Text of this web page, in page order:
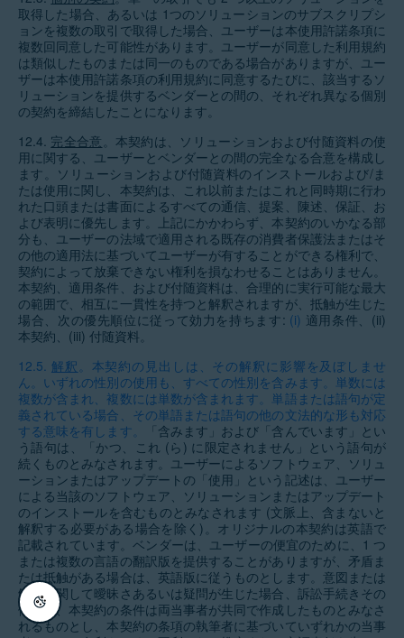
取得した場合、あるいは 1つのソリューションのサブスクリプシ
ョンを複数の取引で取得した場合、ユーザーは本使用許諾条項に
複数回同意した可能性があります。ユーザーが同意した利用規約
は類似したものまたは同一のものである場合がありますが、ユー
ザーは本使用許諾条項の利用規約に同意するたびに、該当するソ
リューションを提供するベンダーとの間の、それぞれ異なる個別
の契約を締結したことになります。
12.4. 完全合意。本契約は、ソリューションおよび付随資料の使
用に関する、ユーザーとベンダーとの間の完全なる合意を構成し
ます。ソリューションおよび付随資料のインストールおよび/ま
たは使用に関し、本契約は、これ以前またはこれと同時期に行わ
れた口頭または書面によるすべての通信、提案、陳述、保証、お
よび表明に優先します。上記にかかわらず、本契約のいかなる部
分も、ユーザーの法域で適用される既存の消費者保護法またはそ
の他の適用法に基づいてユーザーが有することができる権利で、
契約によって放棄できない権利を損なわせることはありません。
本契約、適用条件、および付随資料は、合理的に実行可能な最大
の範囲で、相互に一貫性を持つと解釈されますが、抵触が生じた
場合、次の優先順位に従って効力を持ちます: (i) 適用条件、(ii)
本契約、(iii) 付随資料。
12.5. 解釈。本契約の見出しは、その解釈に影響を及ぼしませ
ん。いずれの性別の使用も、すべての性別を含みます。単数には
複数が含まれ、複数には単数が含まれます。単語または語句が定
義されている場合、その単語または語句の他の文法的な形も対応
する意味を有します。
「含みます」および「含んでいます」とい
う語句は、「かつ、これ (ら) に限定されません」という語句が
続くものとみなされます。ユーザーによるソフトウェア、ソリュ
ーションまたはアップデートの「使用」という記述は、ユーザー
による当該のソフトウェア、ソリューションまたはアップデート
のインストールを含むものとみなされます (文脈上、含まないと
解釈する必要がある場合を除く)。オリジナルの本契約は英語で
記載されています。ベンダーは、ユーザーの便宜のために、1 つ
または複数の言語の翻訳版を提供することがありますが、矛盾ま
たは抵触がある場合は、英語版に従うものとします。意図または
解釈に関して曖昧さあるいは疑問が生じた場合、訴訟手続きその
他では、本契約の条件は両当事者が共同で作成したものとみなさ
れるものとし、本契約の条項の執筆者に基づいていずれかの当事